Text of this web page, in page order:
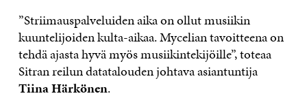
”Striimauspalveluiden aika on ollut musiikin
kuuntelijoiden kulta-aikaa. Mycelian tavoitteena on
tehdä ajasta hyvä myös musiikintekijöille”, toteaa
Sitran reilun datatalouden johtava asiantuntija
Tiina Härkönen.